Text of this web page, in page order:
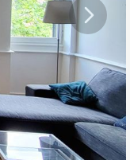
Suivante